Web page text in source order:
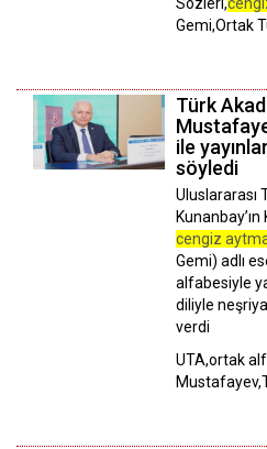
Sözleri,
Gemi,Ortak
Türk
ile
söyledi
Uluslararası
cengiz
Gemi) adlı
alfabesiyle
diliyle
verdi
UTA,ortak